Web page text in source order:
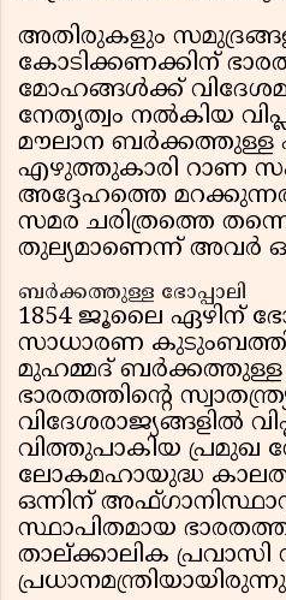
അതിരുകളും
കോടിക്കണക്കിന്
മോഹങ്ങൾക്ക്
നേതൃത്വം നൽകിയ
മൗലാന
എഴുത്തുകാരി റാണ
അദ്ദേഹത്തെ
സമര ചരിത്രത്തെ
തുല്യമാണെന്ന് അവർ
ബർക്കത്തുള്ള ഭോപ്പാലി
1854 ജൂലൈ ഏഴിന്
സാധാരണ
മുഹമ്മദ് ബർക്കത്തുള്ള
ഭാരതത്തിന്റെ
വിദേശരാജ്യങ്ങളിൽ
വിത്തുപാകിയ പ്രമുഖ
ലോകമഹായുദ്ധ
ഒന്നിന്
സ്ഥാപിതമായ
താല്ക്കാലിക പ്രവാസി